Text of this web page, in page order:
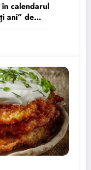
calendarul
ani” de